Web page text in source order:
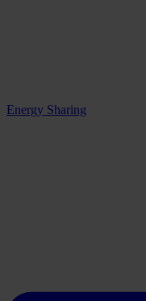
Energy Sharing